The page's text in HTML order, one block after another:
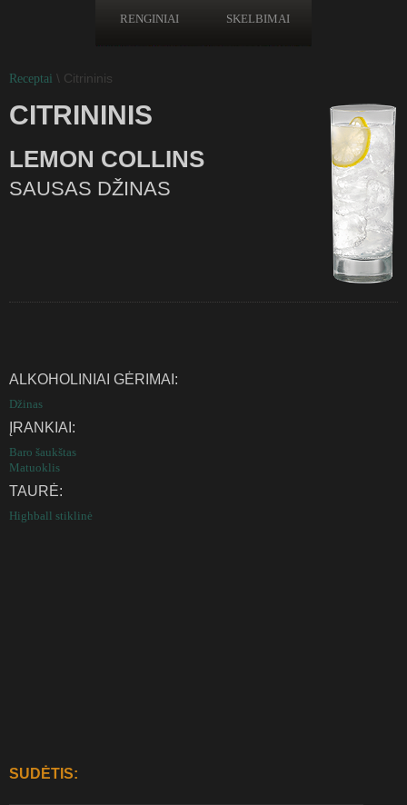
RENGINIAI SKELBIMAI
Receptai \ Citrininis
CITRININIS
LEMON COLLINS
SAUSAS DŽINAS
ALKOHOLINIAI GĖRIMAI:
Džinas
ĮRANKIAI:
Baro šaukštas
Matuoklis
TAURĖ:
Highball stiklinė
SUDĖTIS: